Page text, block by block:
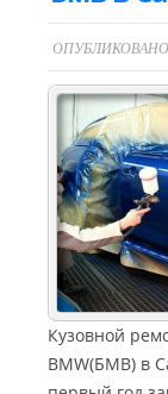
ОПУБЛИКОВАНО
Кузовной
BMW(БМВ) в